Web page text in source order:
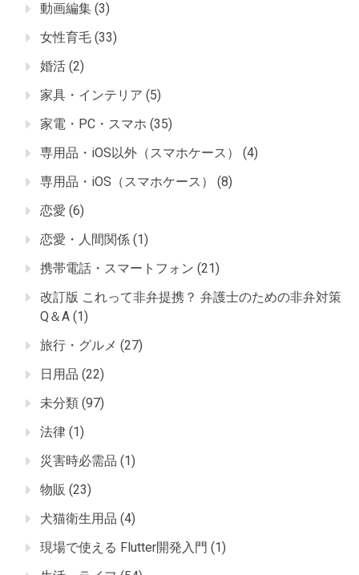
動画編集 (3)
女性育毛 (33)
婚活 (2)
家具・インテリア (5)
家電・PC・スマホ (35)
専用品・iOS以外（スマホケース）
(4)
専用品・iOS（スマホケース）
(8)
恋愛 (6)
恋愛・人間関係 (1)
携帯電話・スマートフォン (21)
改訂版 これって非弁提携？ 弁護士のための非弁対策
Q＆A (1)
旅行・グルメ (27)
日用品 (22)
未分類 (97)
法律 (1)
災害時必需品 (1)
物販 (23)
犬猫衛生用品 (4)
現場で使える Flutter開発入門 (1)